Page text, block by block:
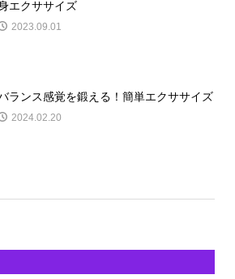
エクササイズ
2023.09.01
ランス感覚を鍛える！簡単エクササイズ
2024.02.20